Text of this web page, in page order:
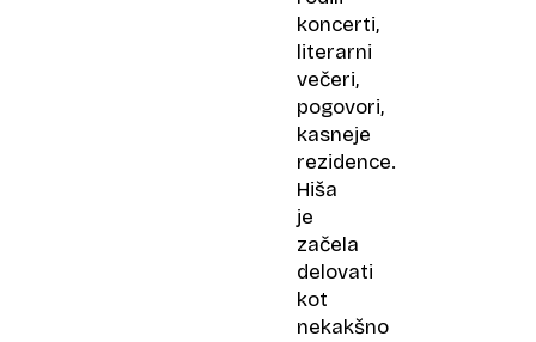
koncerti,
literarni
večeri,
pogovori,
kasneje
rezidence.
Hiša
je
začela
delovati
kot
nekakšno